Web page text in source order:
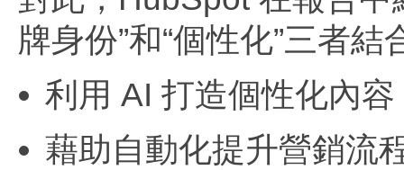
牌身份”和“個性化”三者
利用 AI 打造個性化內容
藉助自動化提升營銷流